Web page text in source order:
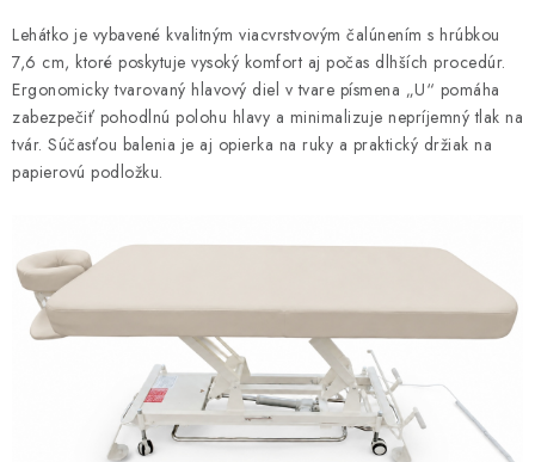
Lehátko je vybavené kvalitným viacvrstvovým čalúnením s hrúbkou
7,6 cm, ktoré poskytuje vysoký komfort aj počas dlhších procedúr.
Ergonomicky tvarovaný hlavový diel v tvare písmena „U“ pomáha
zabezpečiť pohodlnú polohu hlavy a minimalizuje nepríjemný tlak na
tvár. Súčasťou balenia je aj opierka na ruky a praktický držiak na
papierovú podložku.